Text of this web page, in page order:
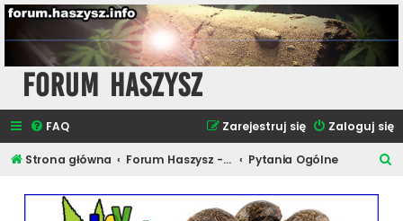
Forum Haszysz
FAQ Zaloguj się
Zarejestruj się
Strona główna Forum Haszysz - Rozmowy o Marihuanie Pytania Ogólne